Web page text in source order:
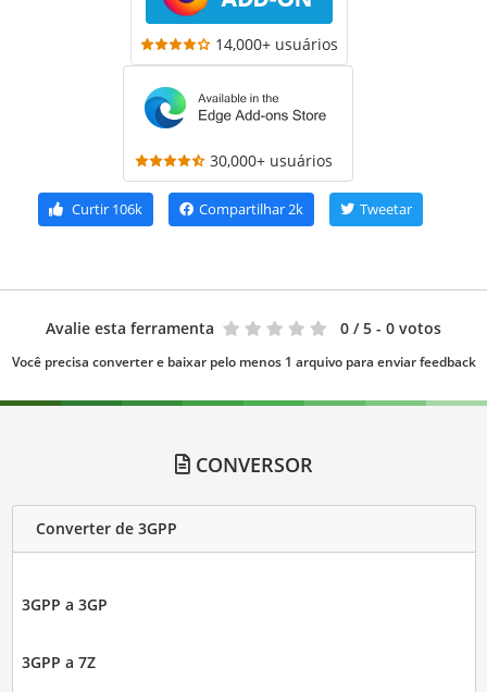
14,000+ usuários
30,000+ usuários
Curtir 106k Compartilhar2k Tweetar
Avalie esta ferramenta 0 / 5 - 0 votos
Você precisa converter e baixar pelo menos 1 arquivo para enviar feedback
CONVERSOR
Converter de 3GPP
3GPP a 3GP
3GPP a 7Z